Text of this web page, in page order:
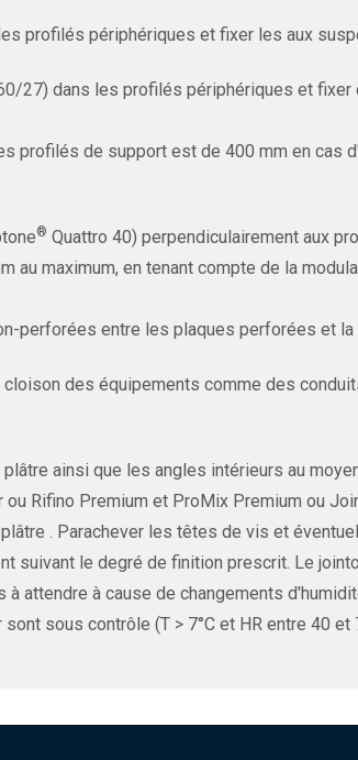
profilés périphériques et fixer les aux
27) dans les profilés périphériques et
profilés de support est de 400 mm en cas
® Quattro 40) perpendiculairement aux
au maximum, en tenant compte de la
perforées entre les plaques perforées et la
des équipements comme des
ainsi que les angles intérieurs au
Rifino Premium et ProMix Premium ou
. Parachever les têtes de vis et
suivant le degré de finition prescrit. Le
à attendre à cause de changements
sous contrôle (T > 7°C et HR entre 40 et